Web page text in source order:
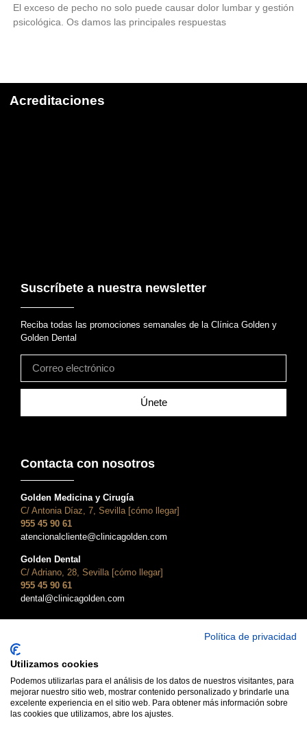
El exceso de pecho no solo puede causar dolor lumbar y gestión
psicológica. Os damos las principales respuestas
Acreditaciones
Suscríbete a nuestra newsletter
Reciba todas las promociones semanales de la Clínica Golden y
Golden Dental
Únete
Contacta con nosotros
Golden Medicina y Cirugía
C/ Antonia Díaz, 7, Sevilla [cómo llegar]
955 45 90 61
atencionalcliente@clinicagolden.com
Golden Dental
C/ Adriano, 28, Sevilla [cómo llegar]
955 45 90 61
dental@clinicagolden.com
Política de privacidad
Utilizamos cookies
Podemos utilizarlas para el análisis de los datos de nuestros visitantes, para
mejorar nuestro sitio web, mostrar contenido personalizado y brindarle una
excelente experiencia en el sitio web. Para obtener más información sobre
las cookies que utilizamos, abre los ajustes.